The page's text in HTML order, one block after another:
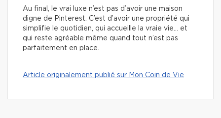
Au final, le vrai luxe n’est pas d’avoir une maison
digne de Pinterest. C’est d’avoir une propriété qui
simplifie le quotidien, qui accueille la vraie vie… et
qui reste agréable même quand tout n’est pas
parfaitement en place.
Article originalement publié sur Mon Coin de Vie